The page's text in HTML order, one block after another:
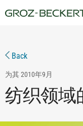
Back
为其2010年9月
纺织领域